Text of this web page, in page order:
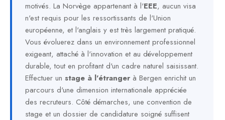
motivés. La Norvège appartenant à l'EEE, aucun visa
n'est requis pour les ressortissants de l'Union
européenne, et l'anglais y est très largement pratiqué.
Vous évoluerez dans un environnement professionnel
exigeant, attaché à l'innovation et au développement
durable, tout en profitant d'un cadre naturel saisissant.
Effectuer un stage à l'étranger à Bergen enrichit un
parcours d'une dimension internationale appréciée
des recruteurs. Côté démarches, une convention de
stage et un dossier de candidature soigné suffisent